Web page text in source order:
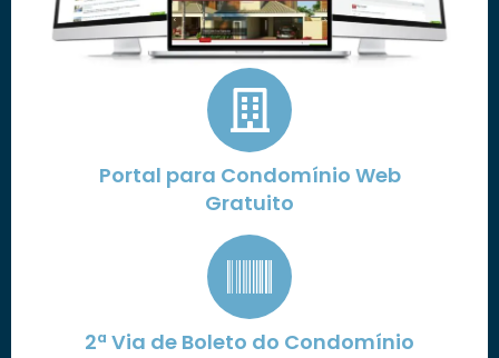
Portal para Condomínio Web
Gratuito
2ª Via de Boleto do Condomínio